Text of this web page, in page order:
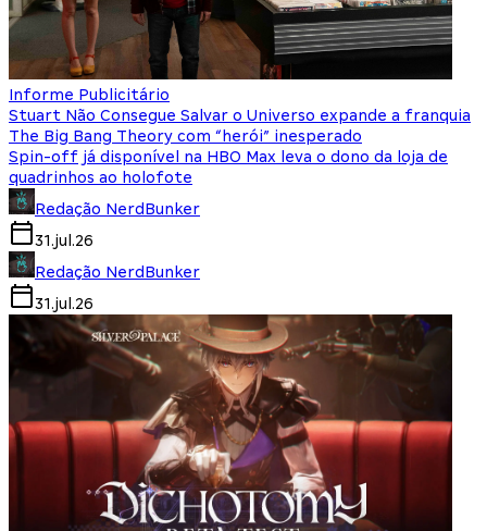
Informe Publicitário
Stuart Não Consegue Salvar o Universo expande a franquia
The Big Bang Theory com “herói” inesperado
Spin-off já disponível na HBO Max leva o dono da loja de
quadrinhos ao holofote
Redação NerdBunker
31.jul.26
Redação NerdBunker
31.jul.26